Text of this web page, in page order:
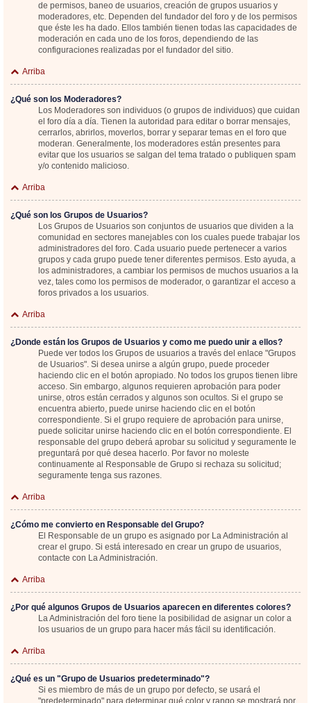
de permisos, baneo de usuarios, creación de grupos usuarios y
moderadores, etc. Dependen del fundador del foro y de los permisos
que éste les ha dado. Ellos también tienen todas las capacidades de
moderación en cada uno de los foros, dependiendo de las
configuraciones realizadas por el fundador del sitio.
Arriba
¿Qué son los Moderadores?
Los Moderadores son individuos (o grupos de individuos) que cuidan
el foro día a día. Tienen la autoridad para editar o borrar mensajes,
cerrarlos, abrirlos, moverlos, borrar y separar temas en el foro que
moderan. Generalmente, los moderadores están presentes para
evitar que los usuarios se salgan del tema tratado o publiquen spam
y/o contenido malicioso.
Arriba
¿Qué son los Grupos de Usuarios?
Los Grupos de Usuarios son conjuntos de usuarios que dividen a la
comunidad en sectores manejables con los cuales puede trabajar los
administradores del foro. Cada usuario puede pertenecer a varios
grupos y cada grupo puede tener diferentes permisos. Esto ayuda, a
los administradores, a cambiar los permisos de muchos usuarios a la
vez, tales como los permisos de moderador, o garantizar el acceso a
foros privados a los usuarios.
Arriba
¿Donde están los Grupos de Usuarios y como me puedo unir a ellos?
Puede ver todos los Grupos de usuarios a través del enlace "Grupos
de Usuarios". Si desea unirse a algún grupo, puede proceder
haciendo clic en el botón apropiado. No todos los grupos tienen libre
acceso. Sin embargo, algunos requieren aprobación para poder
unirse, otros están cerrados y algunos son ocultos. Si el grupo se
encuentra abierto, puede unirse haciendo clic en el botón
correspondiente. Si el grupo requiere de aprobación para unirse,
puede solicitar unirse haciendo clic en el botón correspondiente. El
responsable del grupo deberá aprobar su solicitud y seguramente le
preguntará por qué desea hacerlo. Por favor no moleste
continuamente al Responsable de Grupo si rechaza su solicitud;
seguramente tenga sus razones.
Arriba
¿Cómo me convierto en Responsable del Grupo?
El Responsable de un grupo es asignado por La Administración al
crear el grupo. Si está interesado en crear un grupo de usuarios,
contacte con La Administración.
Arriba
¿Por qué algunos Grupos de Usuarios aparecen en diferentes colores?
La Administración del foro tiene la posibilidad de asignar un color a
los usuarios de un grupo para hacer más fácil su identificación.
Arriba
¿Qué es un "Grupo de Usuarios predeterminado"?
Si es miembro de más de un grupo por defecto, se usará el
"predeterminado" para determinar qué color y rango se mostrará por